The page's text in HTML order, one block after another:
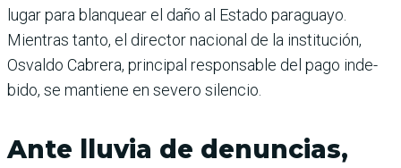
lugar para blanquear el daño al Estado paraguayo.
Mientras tanto, el director nacional de la institución,
Osvaldo Cabrera, principal responsable del pago inde­
bido, se mantiene en severo silencio.
Ante lluvia de denuncias,